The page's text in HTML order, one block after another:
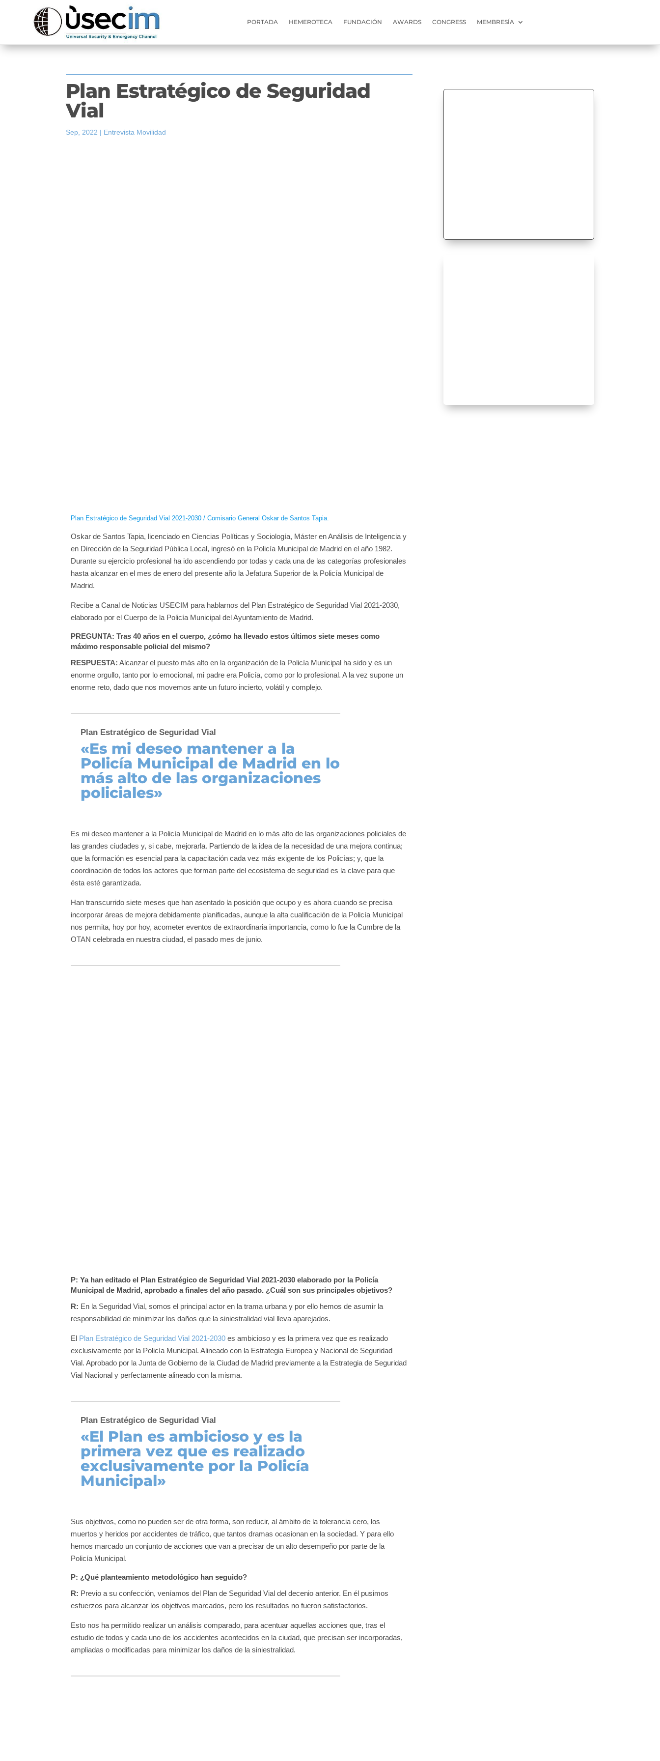
PORTADA HEMEROTECA FUNDACIÓN AWARDS CONGRESS MEMBRESÍA
Plan Estratégico de Seguridad
Vial
Sep, 2022 | Entrevista Movilidad
Plan Estratégico de Seguridad Vial 2021-2030 / Comisario General Oskar de Santos Tapia.
Oskar de Santos Tapia, licenciado en Ciencias Políticas y Sociología, Máster en Análisis de Inteligencia y
en Dirección de la Seguridad Pública Local, ingresó en la Policía Municipal de Madrid en el año 1982.
Durante su ejercicio profesional ha ido ascendiendo por todas y cada una de las categorías profesionales
hasta alcanzar en el mes de enero del presente año la Jefatura Superior de la Policía Municipal de
Madrid.
Recibe a Canal de Noticias USECIM para hablarnos del Plan Estratégico de Seguridad Vial 2021-2030,
elaborado por el Cuerpo de la Policía Municipal del Ayuntamiento de Madrid.
PREGUNTA: Tras 40 años en el cuerpo, ¿cómo ha llevado estos últimos siete meses como
máximo responsable policial del mismo?
RESPUESTA: Alcanzar el puesto más alto en la organización de la Policía Municipal ha sido y es un
enorme orgullo, tanto por lo emocional, mi padre era Policía, como por lo profesional. A la vez supone un
enorme reto, dado que nos movemos ante un futuro incierto, volátil y complejo.
Plan Estratégico de Seguridad Vial
«Es mi deseo mantener a la
Policía Municipal de Madrid en lo
más alto de las organizaciones
policiales»
Es mi deseo mantener a la Policía Municipal de Madrid en lo más alto de las organizaciones policiales de
las grandes ciudades y, si cabe, mejorarla. Partiendo de la idea de la necesidad de una mejora continua;
que la formación es esencial para la capacitación cada vez más exigente de los Policías; y, que la
coordinación de todos los actores que forman parte del ecosistema de seguridad es la clave para que
ésta esté garantizada.
Han transcurrido siete meses que han asentado la posición que ocupo y es ahora cuando se precisa
incorporar áreas de mejora debidamente planificadas, aunque la alta cualificación de la Policía Municipal
nos permita, hoy por hoy, acometer eventos de extraordinaria importancia, como lo fue la Cumbre de la
OTAN celebrada en nuestra ciudad, el pasado mes de junio.
P: Ya han editado el Plan Estratégico de Seguridad Vial 2021-2030 elaborado por la Policía
Municipal de Madrid, aprobado a finales del año pasado. ¿Cuál son sus principales objetivos?
R: En la Seguridad Vial, somos el principal actor en la trama urbana y por ello hemos de asumir la
responsabilidad de minimizar los daños que la siniestralidad vial lleva aparejados.
El Plan Estratégico de Seguridad Vial 2021-2030 es ambicioso y es la primera vez que es realizado
exclusivamente por la Policía Municipal. Alineado con la Estrategia Europea y Nacional de Seguridad
Vial. Aprobado por la Junta de Gobierno de la Ciudad de Madrid previamente a la Estrategia de Seguridad
Vial Nacional y perfectamente alineado con la misma.
Plan Estratégico de Seguridad Vial
«El Plan es ambicioso y es la
primera vez que es realizado
exclusivamente por la Policía
Municipal»
Sus objetivos, como no pueden ser de otra forma, son reducir, al ámbito de la tolerancia cero, los
muertos y heridos por accidentes de tráfico, que tantos dramas ocasionan en la sociedad. Y para ello
hemos marcado un conjunto de acciones que van a precisar de un alto desempeño por parte de la
Policía Municipal.
P: ¿Qué planteamiento metodológico han seguido?
R: Previo a su confección, veníamos del Plan de Seguridad Vial del decenio anterior. En él pusimos
esfuerzos para alcanzar los objetivos marcados, pero los resultados no fueron satisfactorios.
Esto nos ha permitido realizar un análisis comparado, para acentuar aquellas acciones que, tras el
estudio de todos y cada uno de los accidentes acontecidos en la ciudad, que precisan ser incorporadas,
ampliadas o modificadas para minimizar los daños de la siniestralidad.